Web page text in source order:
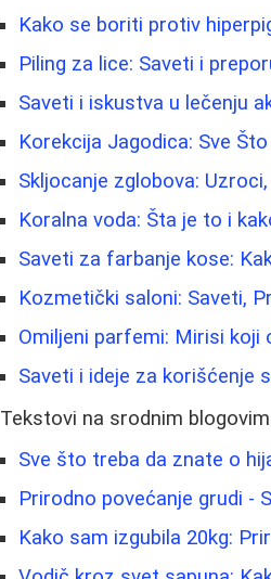
Kako se boriti protiv
Piling za lice: Saveti i
Saveti i iskustva u lečenju
Korekcija Jagodica: Sve
Skljocanje zglobova:
Koralna voda: Šta je to i
Saveti za farbanje kose:
Kozmetički saloni: Saveti,
Omiljeni parfemi: Mirisi koji
Saveti i ideje za korišćenje
Tekstovi na srodnim
Sve što treba da znate o
Prirodno povećanje grudi -
Kako sam izgubila 20kg: